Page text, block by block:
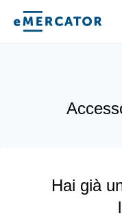
Mercator
Hai già